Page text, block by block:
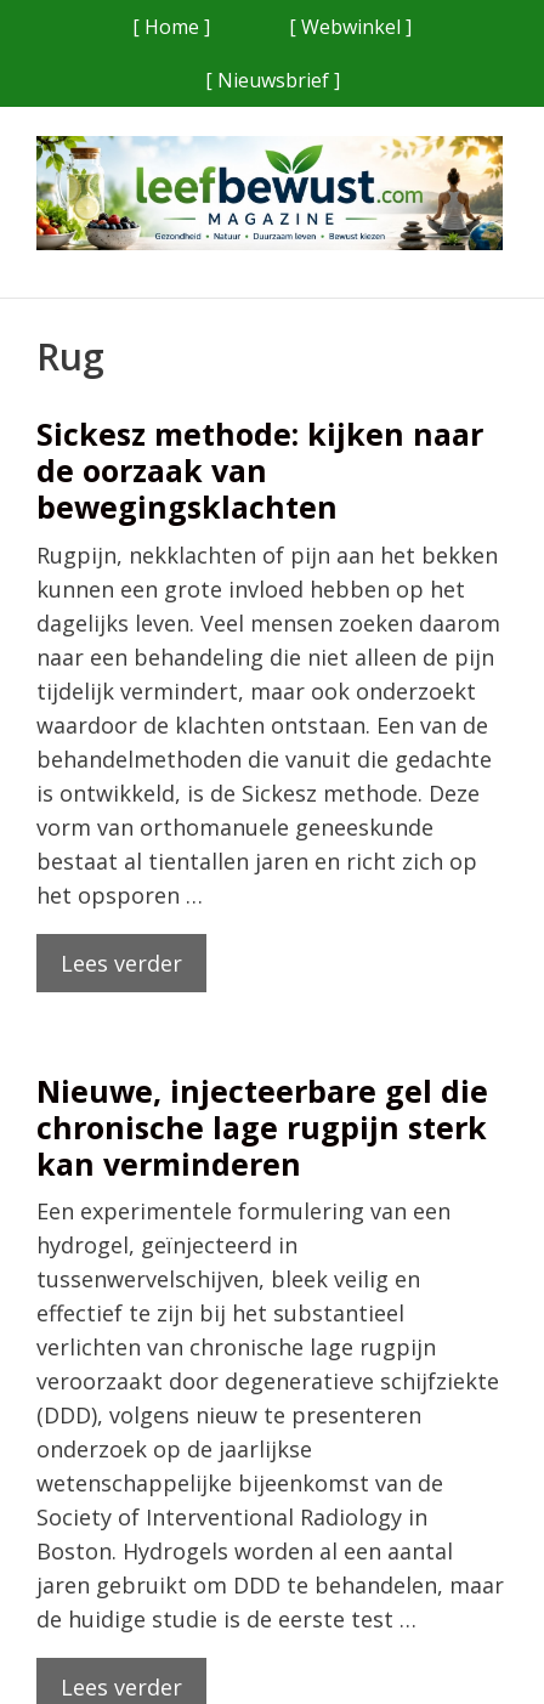
[ Home ]
[ Webwinkel ]
[ Nieuwsbrief ]
Rug
Sickesz methode: kijken naar
de oorzaak van
bewegingsklachten
Rugpijn, nekklachten of pijn aan het bekken
kunnen een grote invloed hebben op het
dagelijks leven. Veel mensen zoeken daarom
naar een behandeling die niet alleen de pijn
tijdelijk vermindert, maar ook onderzoekt
waardoor de klachten ontstaan. Een van de
behandelmethoden die vanuit die gedachte
is ontwikkeld, is de Sickesz methode. Deze
vorm van orthomanuele geneeskunde
bestaat al tientallen jaren en richt zich op
het opsporen …
Lees verder
Nieuwe, injecteerbare gel die
chronische lage rugpijn sterk
kan verminderen
Een experimentele formulering van een
hydrogel, geïnjecteerd in
tussenwervelschijven, bleek veilig en
effectief te zijn bij het substantieel
verlichten van chronische lage rugpijn
veroorzaakt door degeneratieve schijfziekte
(DDD), volgens nieuw te presenteren
onderzoek op de jaarlijkse
wetenschappelijke bijeenkomst van de
Society of Interventional Radiology in
Boston. Hydrogels worden al een aantal
jaren gebruikt om DDD te behandelen, maar
de huidige studie is de eerste test …
Lees verder